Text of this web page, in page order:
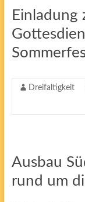
Einladung
Dreifaltigkeit
Ausbau
rund um